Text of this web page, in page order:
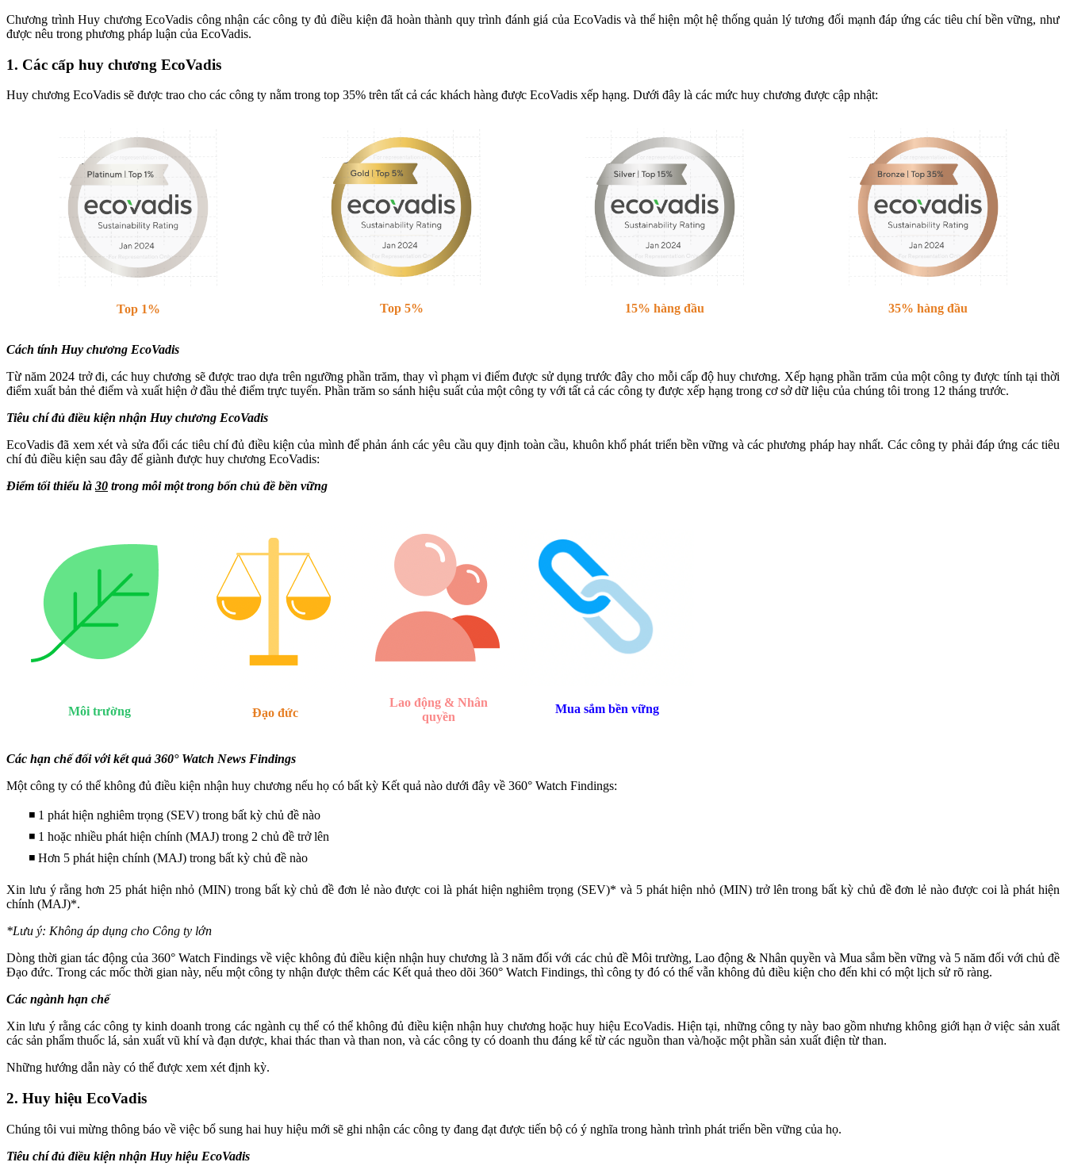
Chương trình Huy chương EcoVadis công nhận các công ty đủ điều kiện đã hoàn thành quy trình đánh giá của EcoVadis và thể hiện một hệ thống quản lý tương đối mạnh đáp ứng các tiêu chí bền vững, như
được nêu trong phương pháp luận của EcoVadis.
1. Các cấp huy chương EcoVadis
Huy chương EcoVadis sẽ được trao cho các công ty nằm trong top 35% trên tất cả các khách hàng được EcoVadis xếp hạng. Dưới đây là các mức huy chương được cập nhật:
Top 1% Top 5% 15% hàng đầu 35% hàng đầu
Cách tính Huy chương EcoVadis
Từ năm 2024 trở đi, các huy chương sẽ được trao dựa trên ngưỡng phần trăm, thay vì phạm vi điểm được sử dụng trước đây cho mỗi cấp độ huy chương. Xếp hạng phần trăm của một công ty được tính tại thời
điểm xuất bản thẻ điểm và xuất hiện ở đầu thẻ điểm trực tuyến. Phần trăm so sánh hiệu suất của một công ty với tất cả các công ty được xếp hạng trong cơ sở dữ liệu của chúng tôi trong 12 tháng trước.
Tiêu chí đủ điều kiện nhận Huy chương EcoVadis
EcoVadis đã xem xét và sửa đổi các tiêu chí đủ điều kiện của mình để phản ánh các yêu cầu quy định toàn cầu, khuôn khổ phát triển bền vững và các phương pháp hay nhất. Các công ty phải đáp ứng các tiêu
chí đủ điều kiện sau đây để giành được huy chương EcoVadis:
Điểm tối thiểu là 30 trong mỗi một trong bốn chủ đề bền vững
Môi trường Đạo đức
Lao động & Nhân
quyền
Mua sắm bền vững
Các hạn chế đối với kết quả 360° Watch News Findings
Một công ty có thể không đủ điều kiện nhận huy chương nếu họ có bất kỳ Kết quả nào dưới đây về 360° Watch Findings:
◾ 1 phát hiện nghiêm trọng (SEV) trong bất kỳ chủ đề nào
◾ 1 hoặc nhiều phát hiện chính (MAJ) trong 2 chủ đề trở lên
◾ Hơn 5 phát hiện chính (MAJ) trong bất kỳ chủ đề nào
Xin lưu ý rằng hơn 25 phát hiện nhỏ (MIN) trong bất kỳ chủ đề đơn lẻ nào được coi là phát hiện nghiêm trọng (SEV)* và 5 phát hiện nhỏ (MIN) trở lên trong bất kỳ chủ đề đơn lẻ nào được coi là phát hiện
chính (MAJ)*.
*Lưu ý: Không áp dụng cho Công ty lớn
Dòng thời gian tác động của 360° Watch Findings về việc không đủ điều kiện nhận huy chương là 3 năm đối với các chủ đề Môi trường, Lao động & Nhân quyền và Mua sắm bền vững và 5 năm đối với chủ đề
Đạo đức. Trong các mốc thời gian này, nếu một công ty nhận được thêm các Kết quả theo dõi 360° Watch Findings, thì công ty đó có thể vẫn không đủ điều kiện cho đến khi có một lịch sử rõ ràng.
Các ngành hạn chế
Xin lưu ý rằng các công ty kinh doanh trong các ngành cụ thể có thể không đủ điều kiện nhận huy chương hoặc huy hiệu EcoVadis. Hiện tại, những công ty này bao gồm nhưng không giới hạn ở việc sản xuất
các sản phẩm thuốc lá, sản xuất vũ khí và đạn dược, khai thác than và than non, và các công ty có doanh thu đáng kể từ các nguồn than và/hoặc một phần sản xuất điện từ than.
Những hướng dẫn này có thể được xem xét định kỳ.
2. Huy hiệu EcoVadis
Chúng tôi vui mừng thông báo về việc bổ sung hai huy hiệu mới sẽ ghi nhận các công ty đang đạt được tiến bộ có ý nghĩa trong hành trình phát triển bền vững của họ.
Tiêu chí đủ điều kiện nhận Huy hiệu EcoVadis